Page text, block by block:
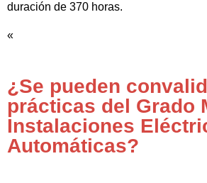
duración de 370 horas.
«
¿Se pueden
prácticas del Grado
Instalaciones
Automáticas?